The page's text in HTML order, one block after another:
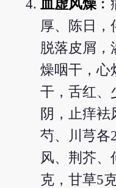
血虚风燥
厚、陈日，
脱落皮屑，
燥咽干，心
干，舌红、
阴，止痒袪
芍、川芎各
风、荆芥、
克，甘草5